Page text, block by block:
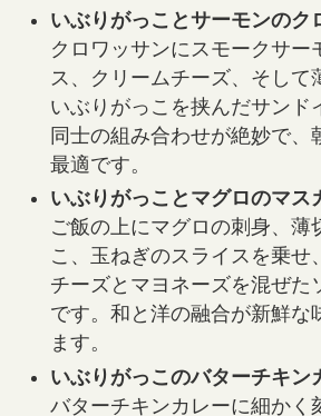
いぶりがっことサーモンのク
クロワッサンにスモークサー
ス、クリームチーズ、そして
いぶりがっこを挟んだサンド
同士の組み合わせが絶妙で、
最適です。
いぶりがっことマグロのマス
ご飯の上にマグロの刺身、薄
こ、玉ねぎのスライスを乗せ
チーズとマヨネーズを混ぜた
です。和と洋の融合が新鮮な
ます。
いぶりがっこのバターチキン
バターチキンカレーに細かく